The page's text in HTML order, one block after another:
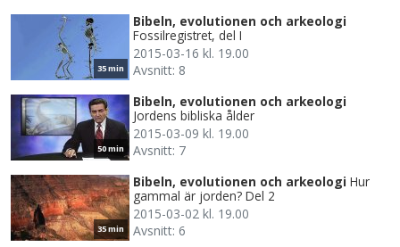
35 min
Bibeln, evolutionen och arkeologi
Fossilregistret, del I
2015-03-16 kl. 19.00
Avsnitt: 8
50 min
Bibeln, evolutionen och arkeologi
Jordens bibliska ålder
2015-03-09 kl. 19.00
Avsnitt: 7
35 min
Bibeln, evolutionen och arkeologi Hur
gammal är jorden? Del 2
2015-03-02 kl. 19.00
Avsnitt: 6